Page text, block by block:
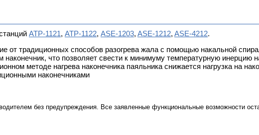
АТР-1121, АТР-1122, ASE-1203, ASE-1212, ASE-4212.
от традиционных способов разогрева жала с помощью накальной
наконечник, что позволяет свести к минимуму температурную инерцию
методе нагрева наконечника паяльника снижается нагрузка на
наконечниками
без предупреждения. Все заявленные функциональные возможности